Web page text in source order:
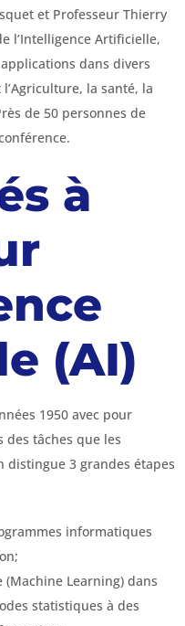
et Professeur Thierry
l’Intelligence Artificielle,
dans divers
la santé, la
de 50 personnes de
à
(AI)
1950 avec pour
tâches que les
distingue 3 grandes étapes
informatiques
Learning) dans
statistiques à des